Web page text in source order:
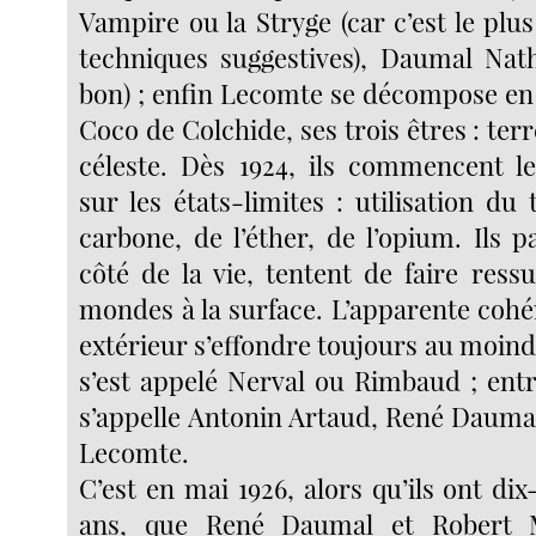
Vampire ou la Stryge (car c’est le
techniques suggestives), Daumal
bon) ; enfin Lecomte se décompose
Coco de Colchide, ses trois êtres :
céleste. Dès 1924, ils commencent
sur les états-limites : utilisation du
carbone, de l’éther, de l’opium. Ils
côté de la vie, tentent de faire
mondes à la surface. L’apparente
extérieur s’effondre toujours au
s’est appelé Nerval ou Rimbaud ;
s’appelle Antonin Artaud, René
Lecomte.
C’est en mai 1926, alors qu’ils ont
ans, que René Daumal et Robert